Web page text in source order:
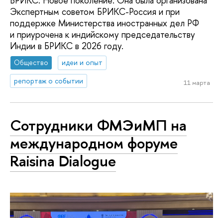
Экспертным советом БРИКС-Россия и при
поддержке Министерства иностранных дел РФ
и приурочена к индийскому председательству
Индии в БРИКС в 2026 году.
Общество
идеи и опыт
репортаж о событии
11 марта
Сотрудники ФМЭиМП на
международном форуме
Raisina Dialogue